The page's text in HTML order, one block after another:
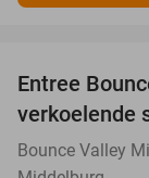
Entree
verkoelende
Bounce Valley